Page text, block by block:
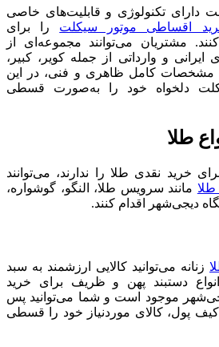
دارای تکنولوژی و قابلیت‌های خاصی
اقساطی موتور سیکلت
را برای
مشتریان می‌توانند مجموعه‌ای از
ایرانی و وارداتی از جمله کویر، کبیر،
با مشخصات کامل ظاهری و فنی، در این
دلخواه خود را به‌صورت قسطی
طلا
خرید نقدی طلا را ندارند، می‌توانند
طلا مانند سرویس طلا، النگو، گوشواره،
دیجی‌شهر اقدام کنند.
زنانه می‌توانید کالایی ارزشمند به سبد
دستبند پهن و ظریف برای خرید
موجود است و شما می‌توانید پس
کیف پول، کالای موردنیاز خود را قسطی